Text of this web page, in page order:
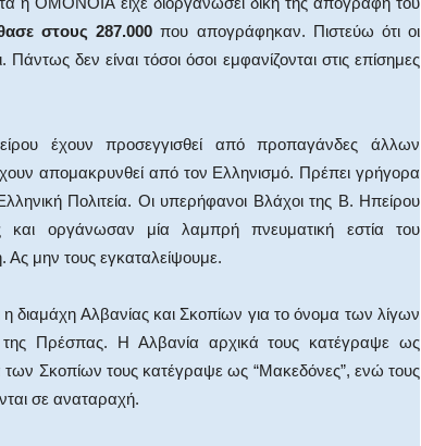
στους 287.000 που απογράφηκαν. Πιστεύω ότι οι
δεν είναι τόσοι όσοι εμφανίζονται στις επίσημες
έχουν προσεγγισθεί από προπαγάνδες άλλων
απομακρυνθεί από τον Ελληνισμό. Πρέπει γρήγορα
Πολιτεία. Οι υπερήφανοι Βλάχοι της Β. Ηπείρου
και οργάνωσαν μία λαμπρή πνευματική εστία του
Ας μην τους εγκαταλείψουμε.
διαμάχη Αλβανίας και Σκοπίων για το όνομα των λίγων
Πρέσπας. Η Αλβανία αρχικά τους κατέγραψε ως
των Σκοπίων τους κατέγραψε ως “Μακεδόνες”, ενώ τους
σε αναταραχή.